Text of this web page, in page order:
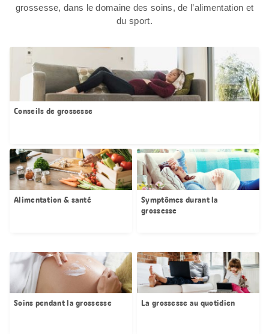
grossesse, dans le domaine des soins, de l’alimentation et
du sport.
Conseils de grossesse
Alimentation & santé
Symptômes durant la
grossesse
Soins pendant la grossesse La grossesse au quotidien